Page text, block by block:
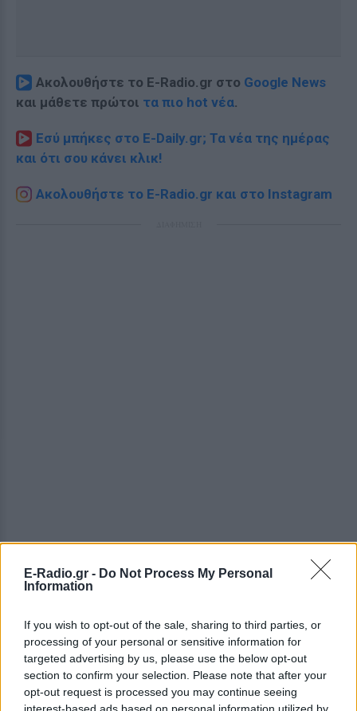
E-Radio.gr - Do Not Process My Personal
Information
If you wish to opt-out of the sale, sharing to third parties, or
processing of your personal or sensitive information for
targeted advertising by us, please use the below opt-out
section to confirm your selection. Please note that after your
opt-out request is processed you may continue seeing
interest-based ads based on personal information utilized by
Ακολουθήστε το E-Radio.gr στο Google News
και μάθετε πρώτοι τα πιο hot νέα.
Εσύ μπήκες στο E-Daily.gr; Τα νέα της ημέρας
και ότι σου κάνει κλικ!
Ακολουθήστε το E-Radio.gr και στο Instagram
ΣΤΗΝ ΙΔΙΑ ΚΑΤΗΓΟΡΙΑ
Νοσηλεύτρια πήγε κομμωτήριο
πρώτη φορά μετά από 4 χρόνια